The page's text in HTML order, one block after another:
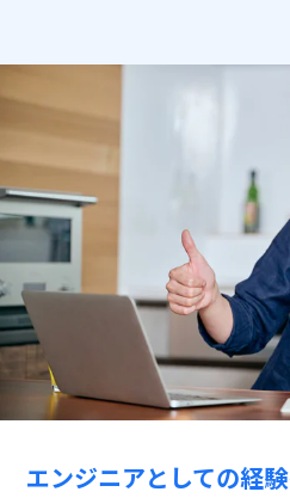
👉 無料体験お申込
エンジニアとしての経験